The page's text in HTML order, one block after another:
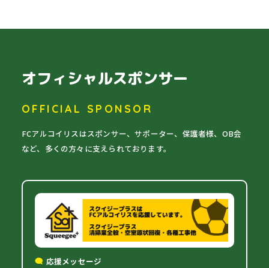
オフィシャルスポンサー
OFFICIAL SPONSOR
FCアルコイリスはスポンサー、サポーター、保護者様、OB会
など、多くの方々に支えられております。
応援メッセージ